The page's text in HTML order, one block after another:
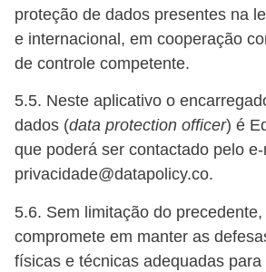
proteção de dados presentes na
e internacional, em cooperação
de controle competente.
5.5. Neste aplicativo o
dados (data protection officer) é
que poderá ser contactado pelo
privacidade@datapolicy.co.
5.6. Sem limitação do
compromete em manter as
físicas e técnicas adequadas para